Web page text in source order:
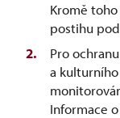
Kromě
postihu
Pro
a
Informace